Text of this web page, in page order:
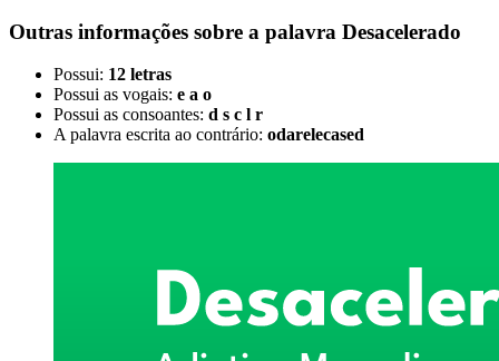
Outras informações sobre a palavra Desacelerado
Possui: 12 letras
Possui as vogais: e a o
Possui as consoantes: d s c l r
A palavra escrita ao contrário: odarelecased